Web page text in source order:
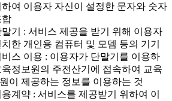
하여 이용자 자신이 설정한 문자와 숫자
합
기 : 서비스 제공을 받기 위해 이용자
한 개인용 컴퓨터 및 모뎀 등의 기기
스 이용 : 이용자가 단말기를 이용하
육정보원의 주전산기에 접속하여 교육
이 제공하는 정보를 이용하는 것
계약 : 서비스를 제공받기 위하여 이